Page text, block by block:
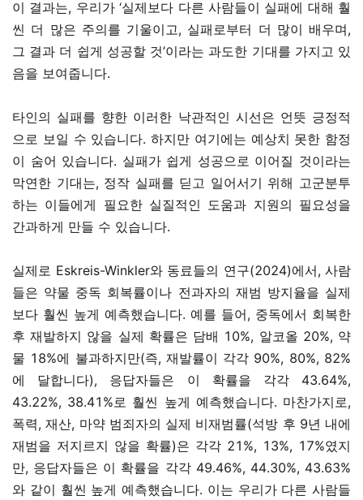
이 결과는, 우리가 ‘실제보다 다른 사람들이 실패에 대해 훨
씬 더 많은 주의를 기울이고, 실패로부터 더 많이 배우며,
그 결과 더 쉽게 성공할 것’이라는 과도한 기대를 가지고 있
음을 보여줍니다.
타인의 실패를 향한 이러한 낙관적인 시선은 언뜻 긍정적
으로 보일 수 있습니다. 하지만 여기에는 예상치 못한 함정
이 숨어 있습니다. 실패가 쉽게 성공으로 이어질 것이라는
막연한 기대는, 정작 실패를 딛고 일어서기 위해 고군분투
하는 이들에게 필요한 실질적인 도움과 지원의 필요성을
간과하게 만들 수 있습니다.
실제로 Eskreis-Winkler와 동료들의 연구(2024)에서, 사람
들은 약물 중독 회복률이나 전과자의 재범 방지율을 실제
보다 훨씬 높게 예측했습니다. 예를 들어, 중독에서 회복한
후 재발하지 않을 실제 확률은 담배 10%, 알코올 20%, 약
물 18%에 불과하지만(즉, 재발률이 각각 90%, 80%, 82%
에 달합니다), 응답자들은 이 확률을 각각 43.64%,
43.22%, 38.41%로 훨씬 높게 예측했습니다. 마찬가지로,
폭력, 재산, 마약 범죄자의 실제 비재범률(석방 후 9년 내에
재범을 저지르지 않을 확률)은 각각 21%, 13%, 17%였지
만, 응답자들은 이 확률을 각각 49.46%, 44.30%, 43.63%
와 같이 훨씬 높게 예측했습니다. 이는 우리가 다른 사람들